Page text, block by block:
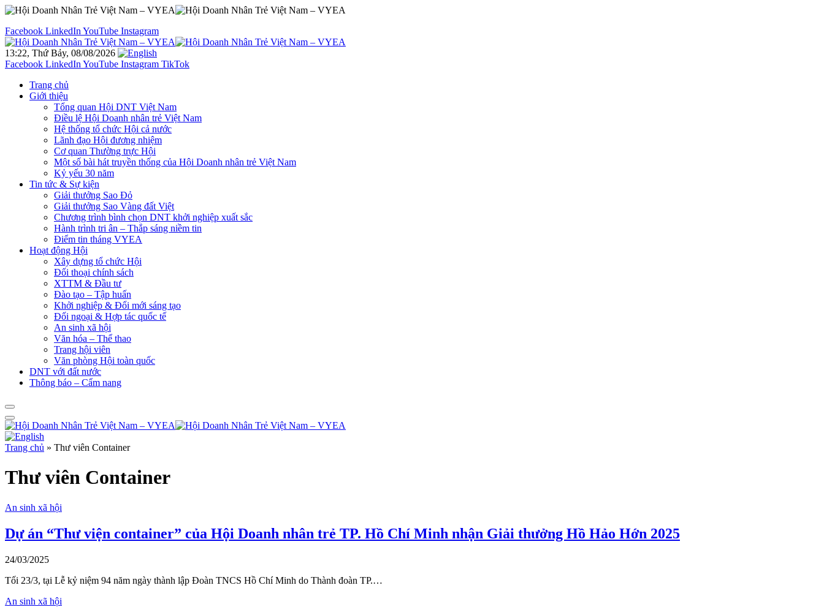
Facebook LinkedIn YouTube Instagram
13:22, Thứ Bảy, 08/08/2026
Facebook LinkedIn YouTube Instagram TikTok
Trang chủ
Giới thiệu
Tổng quan Hội DNT Việt Nam
Điều lệ Hội Doanh nhân trẻ Việt Nam
Hệ thống tổ chức Hội cả nước
Lãnh đạo Hội đương nhiệm
Cơ quan Thường trực Hội
Một số bài hát truyền thống của Hội Doanh nhân trẻ Việt Nam
Kỷ yếu 30 năm
Tin tức & Sự kiện
Giải thưởng Sao Đỏ
Giải thưởng Sao Vàng đất Việt
Chương trình bình chọn DNT khởi nghiệp xuất sắc
Hành trình tri ân – Thắp sáng niềm tin
Điểm tin tháng VYEA
Hoạt động Hội
Xây dựng tổ chức Hội
Đối thoại chính sách
XTTM & Đầu tư
Đào tạo – Tập huấn
Khởi nghiệp & Đổi mới sáng tạo
Đối ngoại & Hợp tác quốc tế
An sinh xã hội
Văn hóa – Thể thao
Trang hội viên
Văn phòng Hội toàn quốc
DNT với đất nước
Thông báo – Cẩm nang
Trang chủ » Thư viên Container
Thư viên Container
An sinh xã hội
Dự án “Thư viện container” của Hội Doanh nhân trẻ TP. Hồ Chí Minh nhận Giải thưởng Hồ Hảo Hớn 2025
24/03/2025
Tối 23/3, tại Lễ kỷ niệm 94 năm ngày thành lập Đoàn TNCS Hồ Chí Minh do Thành đoàn TP.…
An sinh xã hội